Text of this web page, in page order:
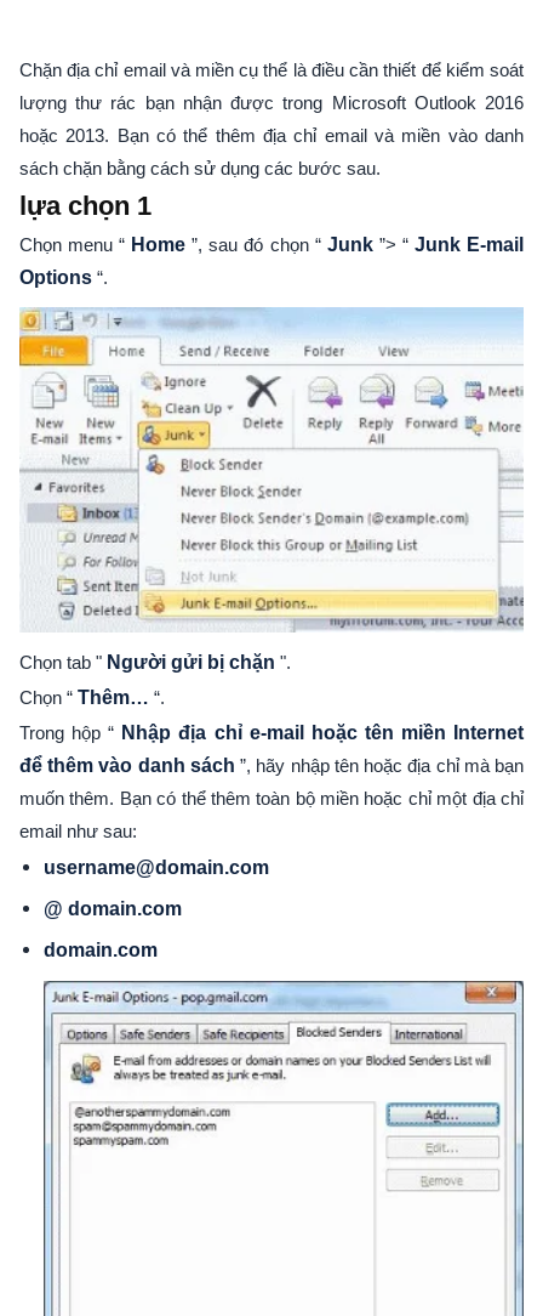
Chặn địa chỉ email và miền cụ thể là điều cần thiết để kiểm soát
lượng thư rác bạn nhận được trong Microsoft Outlook 2016
hoặc 2013. Bạn có thể thêm địa chỉ email và miền vào danh
sách chặn bằng cách sử dụng các bước sau.
lựa chọn 1
Chọn menu “ Home ”, sau đó chọn “ Junk”> “ Junk E-mail
Options “.
Chọn tab " Người gửi bị chặn ".
Chọn “ Thêm… “.
Trong hộp “ Nhập địa chỉ e-mail hoặc tên miền Internet
để thêm vào danh sách ”, hãy nhập tên hoặc địa chỉ mà bạn
muốn thêm. Bạn có thể thêm toàn bộ miền hoặc chỉ một địa chỉ
email như sau:
username@domain.com
@ domain.com
domain.com